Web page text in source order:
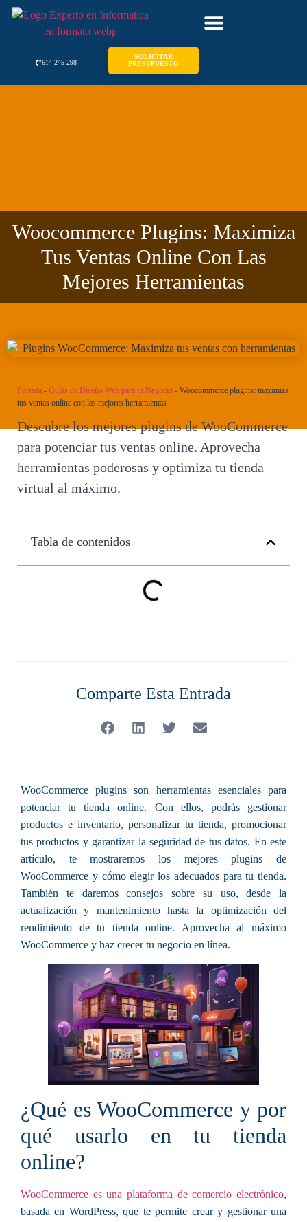
614 245 298
SOLICITAR
PRESUPUESTO
Woocommerce Plugins: Maximiza
Tus Ventas Online Con Las
Mejores Herramientas
Portada - Guías de Diseño Web para tu Negocio - Woocommerce plugins: maximiza
tus ventas online con las mejores herramientas
Descubre los mejores plugins de WooCommerce
para potenciar tus ventas online. Aprovecha
herramientas poderosas y optimiza tu tienda
virtual al máximo.
Tabla de contenidos
Comparte Esta Entrada
WooCommerce plugins son herramientas esenciales para
potenciar tu tienda online. Con ellos, podrás gestionar
productos e inventario, personalizar tu tienda, promocionar
tus productos y garantizar la seguridad de tus datos. En este
artículo, te mostraremos los mejores plugins de
WooCommerce y cómo elegir los adecuados para tu tienda.
También te daremos consejos sobre su uso, desde la
actualización y mantenimiento hasta la optimización del
rendimiento de tu tienda online. Aprovecha al máximo
WooCommerce y haz crecer tu negocio en línea.
¿Qué es WooCommerce y por
qué usarlo en tu tienda
online?
WooCommerce es una plataforma de comercio electrónico,
basada en WordPress, que te permite crear y gestionar una